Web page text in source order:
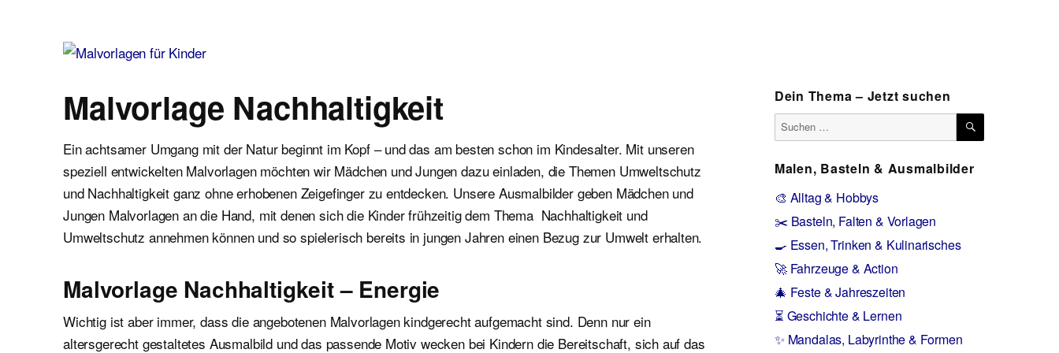
Malvorlage Nachhaltigkeit
Ein achtsamer Umgang mit der Natur beginnt im Kopf – und das am besten schon im Kindesalter. Mit unseren
speziell entwickelten Malvorlagen möchten wir Mädchen und Jungen dazu einladen, die Themen Umweltschutz
und Nachhaltigkeit ganz ohne erhobenen Zeigefinger zu entdecken. Unsere Ausmalbilder geben Mädchen und
Jungen Malvorlagen an die Hand, mit denen sich die Kinder frühzeitig dem Thema Nachhaltigkeit und
Umweltschutz annehmen können und so spielerisch bereits in jungen Jahren einen Bezug zur Umwelt erhalten.
Malvorlage Nachhaltigkeit – Energie
Wichtig ist aber immer, dass die angebotenen Malvorlagen kindgerecht aufgemacht sind. Denn nur ein
altersgerecht gestaltetes Ausmalbild und das passende Motiv wecken bei Kindern die Bereitschaft, sich auf das
Dein Thema – Jetzt suchen
Suchen
nach:
SUCHEN
Malen, Basteln & Ausmalbilder
🎨 Alltag & Hobbys
✂️ Basteln, Falten & Vorlagen
🍳 Essen, Trinken & Kulinarisches
🚀 Fahrzeuge & Action
🎄 Feste & Jahreszeiten
⏳ Geschichte & Lernen
✨ Mandalas, Labyrinthe & Formen